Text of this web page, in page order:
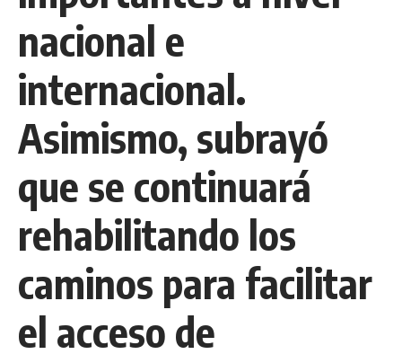
nacional e
internacional.
Asimismo, subrayó
que se continuará
rehabilitando los
caminos para facilitar
el acceso de